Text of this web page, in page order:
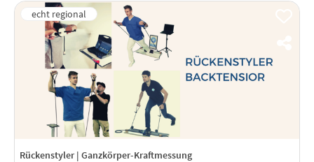
Rückenstyler | Ganzkörper-Kraftmessung